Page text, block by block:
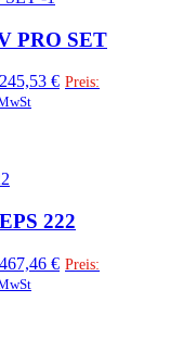
PRO SET
€ Preis:
222
€ Preis: